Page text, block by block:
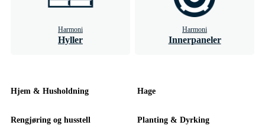
Harmoni
Hyller
Harmoni
Innerpaneler
Hjem & Husholdning
Rengjøring og husstell
Hage
Planting & Dyrking